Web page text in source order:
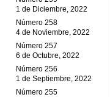
1 de Diciembre, 2022
Número 258
4 de Noviembre, 2022
Número 257
6 de Octubre, 2022
Número 256
1 de Septiembre, 2022
Número 255